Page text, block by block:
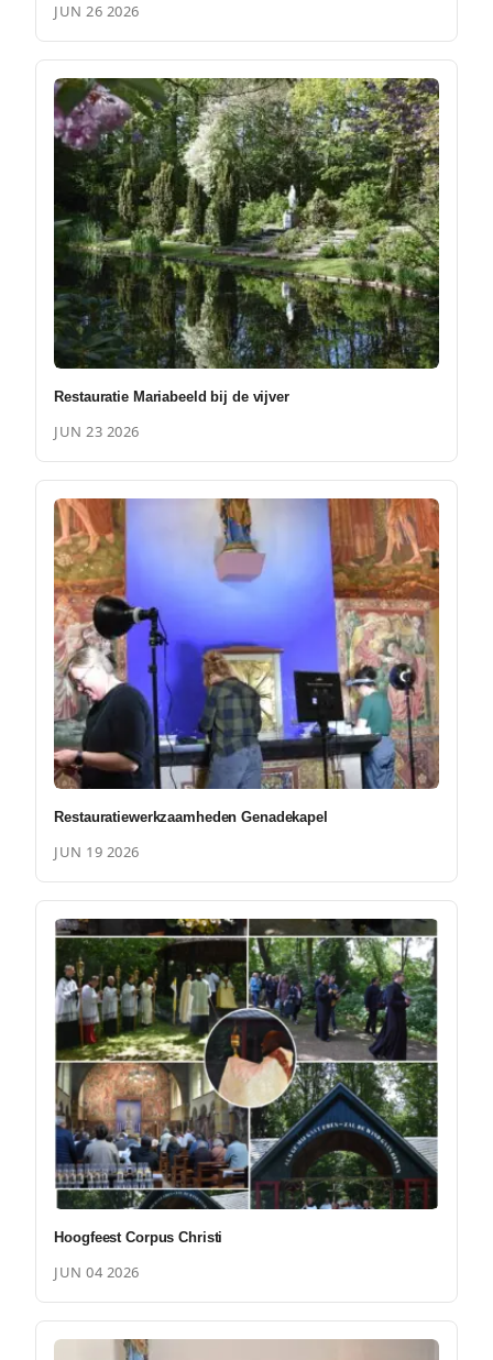
JUN 26 2026
Restauratie Mariabeeld bij de vijver
JUN 23 2026
Restauratiewerkzaamheden Genadekapel
JUN 19 2026
Hoogfeest Corpus Christi
JUN 04 2026